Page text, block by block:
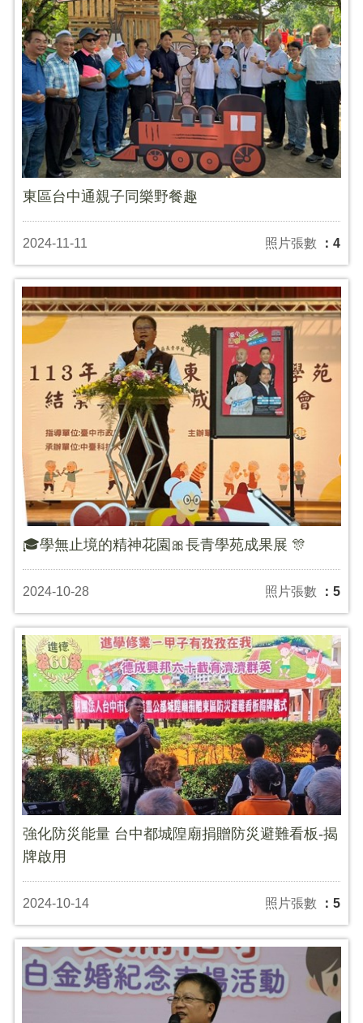
東區台中通親子同樂野餐趣
2024-11-11 照片張數 ：4
🎓學無止境的精神花園🎀長青學苑成果展 🎊
2024-10-28 照片張數 ：5
強化防災能量 台中都城隍廟捐贈防災避難看板-揭
牌啟用
2024-10-14 照片張數 ：5